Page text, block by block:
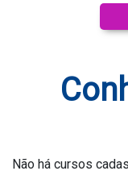
Não há cursos